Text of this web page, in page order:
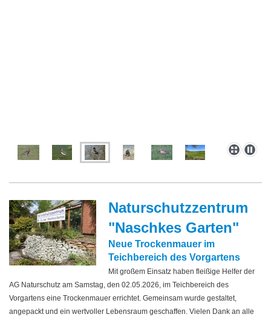
Naturschutzzentrum
"Naschkes Garten"
Neue Trockenmauer im
Teichbereich des Vorgartens
Mit großem Einsatz haben fleißige Helfer der
AG Naturschutz am Samstag, den 02.05.2026, im Teichbereich des
Vorgartens eine Trockenmauer errichtet. Gemeinsam wurde gestaltet,
angepackt und ein wertvoller Lebensraum geschaffen. Vielen Dank an alle